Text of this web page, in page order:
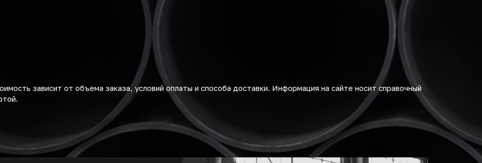
зависит от объема заказа, условий оплаты и способа доставки. Информация на сайте носит справочный